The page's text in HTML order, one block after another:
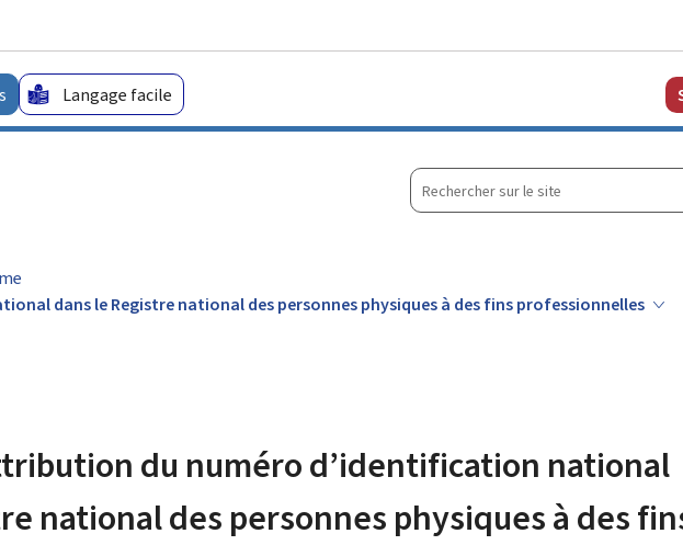
Langage facile
Rechercher
sur
dans le Registre national des personnes physiques à des fins professionnelles
du numéro d’identification national
national des personnes physiques à des